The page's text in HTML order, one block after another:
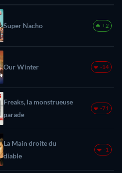
Super Nacho +2
Our Winter -14
Freaks, la monstrueuse
parade
-71
La Main droite du
diable
-1